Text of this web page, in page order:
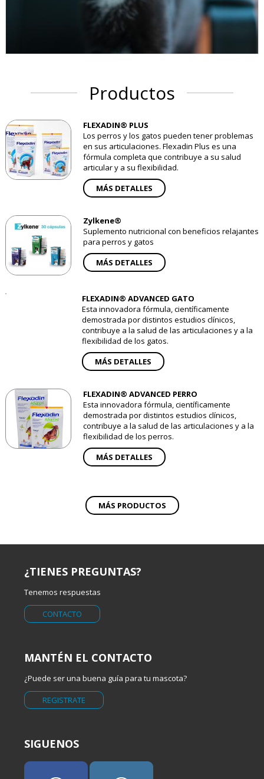
Productos
FLEXADIN® PLUS
Los perros y los gatos pueden tener problemas
en sus articulaciones. Flexadin Plus es una
fórmula completa que contribuye a su salud
articular y a su flexibilidad.
MÁS DETALLES
Zylkene®
Suplemento nutricional con beneficios relajantes
para perros y gatos
MÁS DETALLES
FLEXADIN® ADVANCED GATO
Esta innovadora fórmula, científicamente
demostrada por distintos estudios clínicos,
contribuye a la salud de las articulaciones y a la
flexibilidad de los gatos.
MÁS DETALLES
FLEXADIN® ADVANCED PERRO
Esta innovadora fórmula, científicamente
demostrada por distintos estudios clínicos,
contribuye a la salud de las articulaciones y a la
flexibilidad de los perros.
MÁS DETALLES
MÁS PRODUCTOS
¿TIENES PREGUNTAS?
Tenemos respuestas
CONTACTO
MANTÉN EL CONTACTO
¿Puede ser una buena guía para tu mascota?
REGISTRATE
SIGUENOS